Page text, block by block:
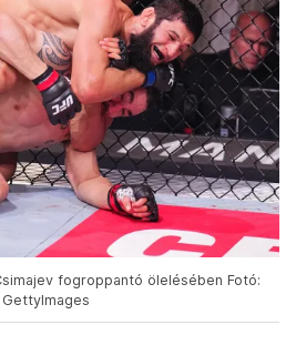
fogroppantó ölelésében Fotó: